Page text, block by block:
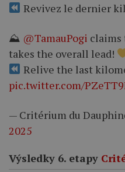
Revivez le dernier
⛰ @TamauPogi claims
takes the overall lead!
Relive the last
pic.twitter.com/
— Critérium du
2025
Výsledky 6. etapy